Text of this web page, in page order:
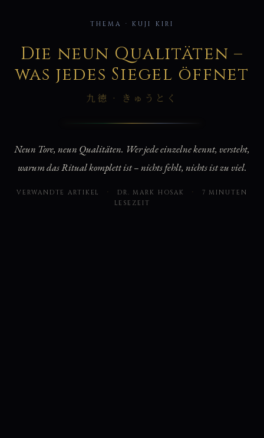
徳
THEMA · KUJI KIRI
Die neun Qualitäten –
was jedes Siegel öffnet
九徳 · きゅうとく
Neun Tore, neun Qualitäten. Wer jede einzelne kennt, versteht,
warum das Ritual komplett ist – nichts fehlt, nichts ist zu viel.
VERWANDTE ARTIKEL · DR. MARK HOSAK ·
7 MINUTEN
LESEZEIT